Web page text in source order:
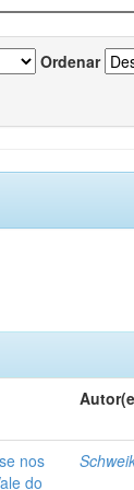
Ordenar
nos
do